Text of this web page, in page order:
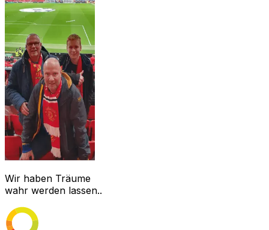
Wir haben Träume
wahr werden lassen..